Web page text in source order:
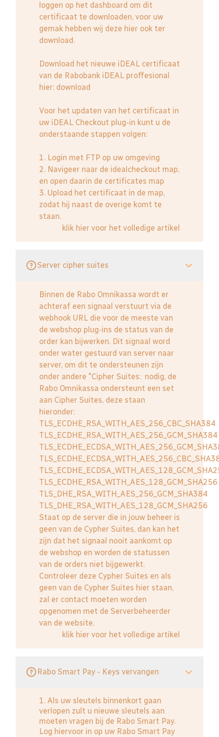
loggen op het dashboard om dit
certificaat te downloaden, voor uw
gemak hebben wij deze hier ook ter
download.
Download het nieuwe iDEAL certificaat
van de Rabobank iDEAL proffesional
hier: download
Voor het updaten van het certificaat in
uw iDEAL Checkout plug-in kunt u de
onderstaande stappen volgen:
1. Login met FTP op uw omgeving
2. Navigeer naar de idealcheckout map,
en open daarin de certificates map
3. Upload het certificaat in de map,
zodat hij naast de overige komt te
staan.
klik hier voor het volledige artikel
Server cipher suites
Binnen de Rabo Omnikassa wordt er
achteraf een signaal verstuurt via de
webhook URL die voor de meeste van
de webshop plug-ins de status van de
order kan bijwerken. Dit signaal word
onder water gestuurd van server naar
server, om dit te ondersteunen zijn
onder andere "Cipher Suites: nodig, de
Rabo Omnikassa ondersteunt een set
aan Cipher Suites, deze staan
hieronder:
TLS_ECDHE_RSA_WITH_AES_256_CBC_SHA384
TLS_ECDHE_RSA_WITH_AES_256_GCM_SHA384
TLS_ECDHE_RSA_WITH_AES_128_GCM_SHA256
TLS_DHE_RSA_WITH_AES_256_GCM_SHA384
TLS_DHE_RSA_WITH_AES_128_GCM_SHA256
Staat op de server die in jouw beheer is
geen van de Cypher Suites, dan kan het
zijn dat het signaal nooit aankomt op
de webshop en worden de statussen
van de orders niet bijgewerkt.
Controleer deze Cypher Suites en als
geen van de Cypher Suites hier staan,
zal er contact moeten worden
opgenomen met de Serverbeheerder
van de website.
klik hier voor het volledige artikel
Rabo Smart Pay - Keys vervangen
1. Als uw sleutels binnenkort gaan
verlopen zult u nieuwe sleutels aan
moeten vragen bij de Rabo Smart Pay.
Log hiervoor in op uw Rabo Smart Pay